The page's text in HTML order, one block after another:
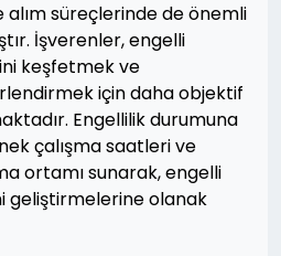
alım süreçlerinde de önemli
İşverenler, engelli
keşfetmek ve
için daha objektif
Engellilik durumuna
çalışma saatleri ve
ortamı sunarak, engelli
geliştirmelerine olanak